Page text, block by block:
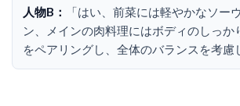
人物B：
「はい、前菜には軽やかなソー
ン、メインの肉料理にはボディのしっか
をペアリングし、全体のバランスを考慮